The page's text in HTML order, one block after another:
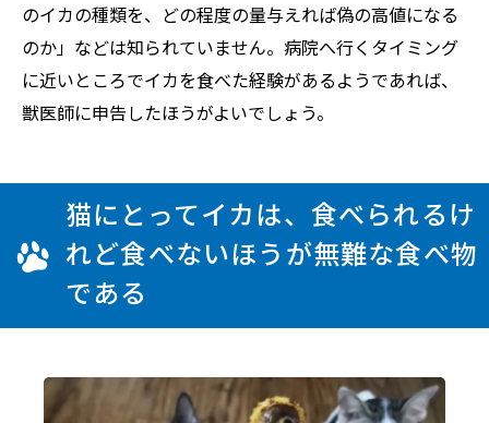
のイカの種類を、どの程度の量与えれば偽の高値になる
のか」などは知られていません。病院へ行くタイミング
に近いところでイカを食べた経験があるようであれば、
獣医師に申告したほうがよいでしょう。
猫にとってイカは、食べられるけ
れど食べないほうが無難な食べ物
である